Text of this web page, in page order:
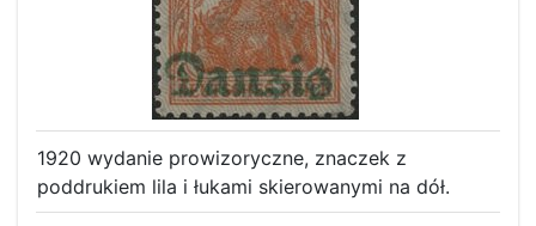
1920 wydanie prowizoryczne, znaczek z
poddrukiem lila i łukami skierowanymi na dół.